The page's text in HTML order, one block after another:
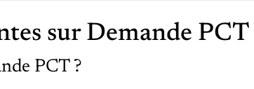
sur Demande PCT
PCT ?